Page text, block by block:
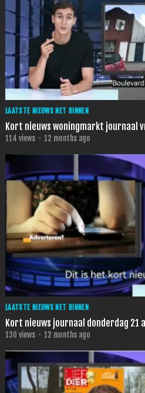
LAATSTE NIEUWS NET BINNEN
Kort nieuws woningmarkt journaal
114 views · 12 months ago
LAATSTE NIEUWS NET BINNEN
Kort nieuws journaal donderdag 21
130 views · 12 months ago